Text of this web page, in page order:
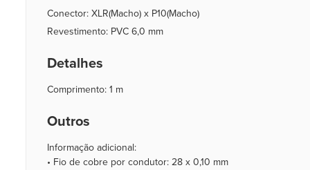
Conector: XLR(Macho) x P10(Macho)
Revestimento: PVC 6,0 mm
Detalhes
Comprimento: 1 m
Outros
Informação adicional:
• Fio de cobre por condutor: 28 x 0,10 mm